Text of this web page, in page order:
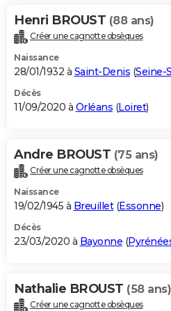
Henri BROUST (88 ans)
Créer une cagnotte obsèques
Naissance
28/01/1932 à Saint-Denis (Seine-
Décès
11/09/2020 à Orléans (Loiret)
Andre BROUST (75 ans)
Créer une cagnotte obsèques
Naissance
19/02/1945 à Breuillet(Essonne)
Décès
23/03/2020 à Bayonne (
Nathalie BROUST (58 ans)
Créer une cagnotte obsèques